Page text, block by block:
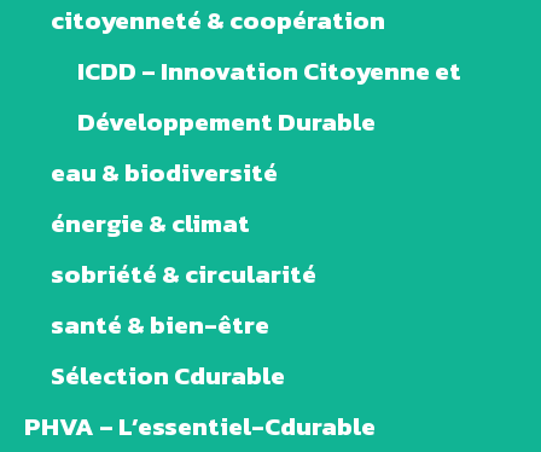
citoyenneté & coopération
ICDD – Innovation Citoyenne et
Développement Durable
eau & biodiversité
énergie & climat
sobriété & circularité
santé & bien-être
Sélection Cdurable
PHVA – L’essentiel-Cdurable